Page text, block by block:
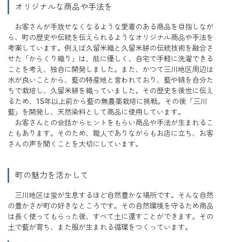
オリジナルな商品や手法を
お客さんが手放せなくなるような愛着のある商品を目指しなが
ら、町の歴史や伝統を伝えられるようなオリジナル商品や手法を
考案しています。例えば久留米織と久留米絣の伝統技術を融合さ
せた「からくり織り」は、肌に優しく、自宅で手軽に洗濯できる
ことを考え、独自に開発しました。また、かつて三川地区周辺は
水が良いことから、藍の特産地と言われており、藍や綿を自分た
ちで栽培し、久留米絣を織っていました。その歴史を後世に伝え
るため、15年以上前から藍の無農薬栽培に挑戦。その後「三川
藍」を開発し、天然染料として商品に使用しています。
お客さんとの会話からヒントをもらい商品や手法が生まれるこ
ともあります。そのため、職人でありながらもお店に立ち、お客
さんの声を聞くことを大切にしています。
町の魅力を活かして
三川地区は蛍が生息するほど自然豊かな場所です。そんな自然
の豊かさが町の好きなところです。その自然環境を守るため商品
は長く使ってもらった後、すべて土に還すことができます。その
土で藍が育ち、また服が生まれる循環をつくっています。